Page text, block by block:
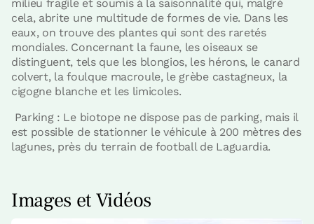
milieu fragile et soumis à la saisonnalité qui, malgré
cela, abrite une multitude de formes de vie. Dans les
eaux, on trouve des plantes qui sont des raretés
mondiales. Concernant la faune, les oiseaux se
distinguent, tels que les blongios, les hérons, le canard
colvert, la foulque macroule, le grèbe castagneux, la
cigogne blanche et les limicoles.
Parking : Le biotope ne dispose pas de parking, mais il
est possible de stationner le véhicule à 200 mètres des
lagunes, près du terrain de football de Laguardia.
Images et Vidéos